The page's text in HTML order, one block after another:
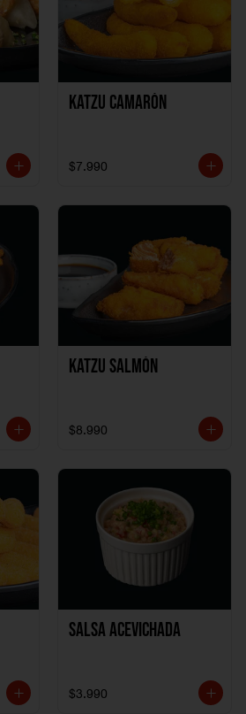
Katzu Camarón
$7.990
Katzu Salmón
$8.990
Salsa Acevichada
$3.990